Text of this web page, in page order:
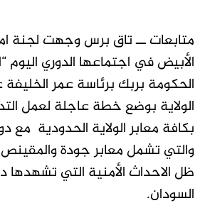
متابعات ــ تاق برس وجهت لجنة
الأبيض في اجتماعها الدوري اليوم
الحكومة بربك برئاسة عمر الخليفة
الولاية بوضع خطة عاجلة لعمل
بكافة معابر الولاية الحدودية مع
والتي تشمل معابر جودة
ظل الاحداث الأمنية التي
السودان.